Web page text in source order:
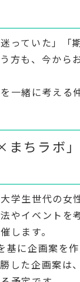
っていた」「
方も、今から
一緒に考える
まちラボ
学生世代の女
やイベントを
します。
基に企画案を
した企画案は